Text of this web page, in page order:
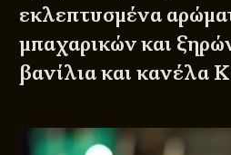
εκλεπτυσμένα
μπαχαρικών και
βανίλια και κανέλα